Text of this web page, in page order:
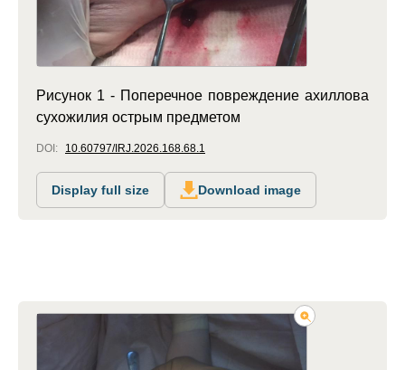
Рисунок 1 - Поперечное повреждение ахиллова
сухожилия острым предметом
DOI: 10.60797/IRJ.2026.168.68.1
Display full size Download image